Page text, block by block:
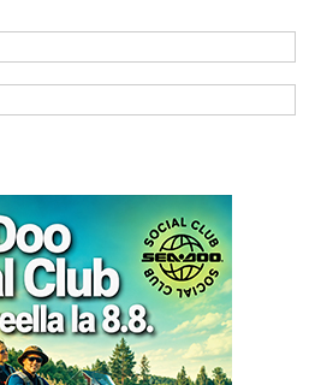
LUE DIGILEHDET
ASIAKASPALVELU JA
OHJEET
MEDIATIEDOT